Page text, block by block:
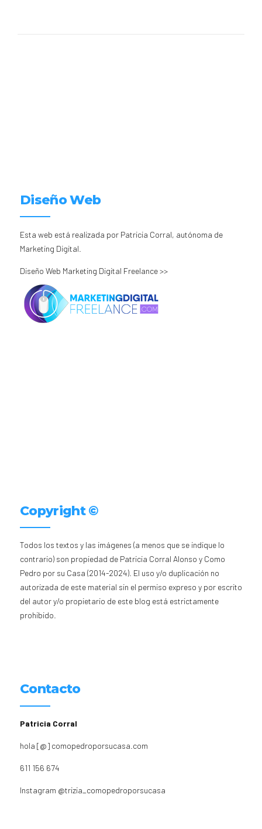
Diseño Web
Esta web está realizada por Patricia Corral, autónoma de
Marketing Digital.
Diseño Web Marketing Digital Freelance >>
Copyright ©
Todos los textos y las imágenes (a menos que se indique lo
contrario) son propiedad de Patricia Corral Alonso y Como
Pedro por su Casa (2014-2024). El uso y/o duplicación no
autorizada de este material sin el permiso expreso y por escrito
del autor y/o propietario de este blog está estrictamente
prohibido.
Contacto
Patricia Corral
hola [@] comopedroporsucasa.com
611 156 674
Instagram @trizia_comopedroporsucasa